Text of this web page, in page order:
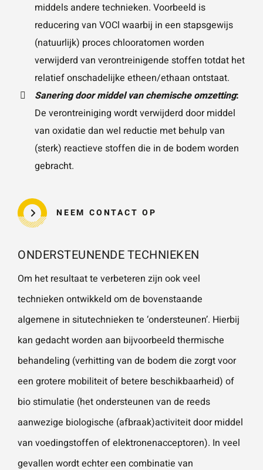
middels andere technieken. Voorbeeld is
reducering van VOCl waarbij in een stapsgewijs
(natuurlijk) proces chlooratomen worden
verwijderd van verontreinigende stoffen totdat het
relatief onschadelijke etheen/ethaan ontstaat.
Sanering door middel van chemische omzetting:
De verontreiniging wordt verwijderd door middel
van oxidatie dan wel reductie met behulp van
(sterk) reactieve stoffen die in de bodem worden
gebracht.
NEEM CONTACT OP
ONDERSTEUNENDE TECHNIEKEN
Om het resultaat te verbeteren zijn ook veel
technieken ontwikkeld om de bovenstaande
algemene in situtechnieken te ‘ondersteunen’. Hierbij
kan gedacht worden aan bijvoorbeeld thermische
behandeling (verhitting van de bodem die zorgt voor
een grotere mobiliteit of betere beschikbaarheid) of
bio stimulatie (het ondersteunen van de reeds
aanwezige biologische (afbraak)activiteit door middel
van voedingstoffen of elektronenacceptoren). In veel
gevallen wordt echter een combinatie van